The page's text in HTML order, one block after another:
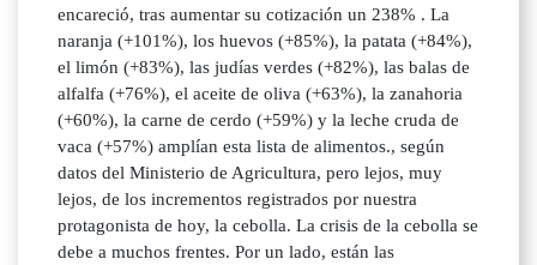
encareció, tras aumentar su cotización un 238% . La
naranja (+101%), los huevos (+85%), la patata (+84%),
el limón (+83%), las judías verdes (+82%), las balas de
alfalfa (+76%), el aceite de oliva (+63%), la zanahoria
(+60%), la carne de cerdo (+59%) y la leche cruda de
vaca (+57%) amplían esta lista de alimentos., según
datos del Ministerio de Agricultura, pero lejos, muy
lejos, de los incrementos registrados por nuestra
protagonista de hoy, la cebolla. La crisis de la cebolla se
debe a muchos frentes. Por un lado, están las